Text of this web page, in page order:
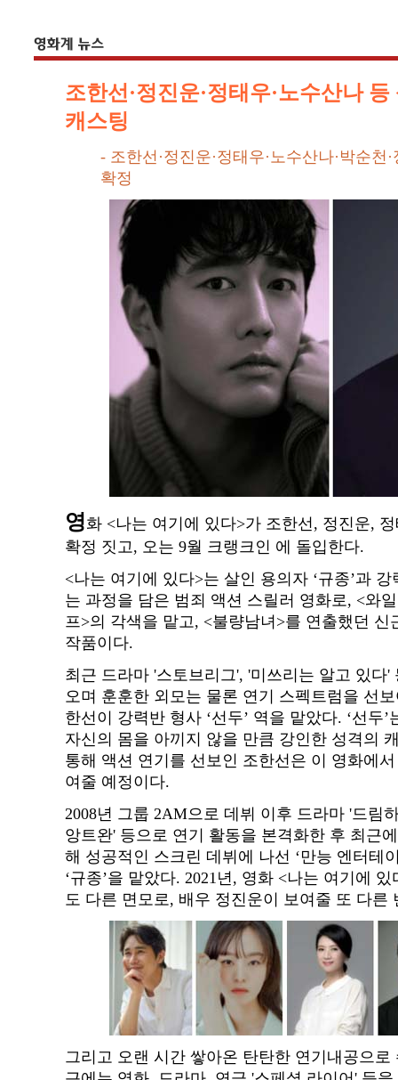
조한선·정진운·정태우·노수산나
캐스팅
- 조한선·정진운·정태우·노수산나·박순천
확정
영화 <나는 여기에 있다>가 조한선, 정진운,
확정 짓고, 오는 9월 크랭크인 에 돌입한다.
<나는 여기에 있다>는 살인 용의자 ‘규종’과
는 과정을 담은 범죄 액션 스릴러 영화로, <와
프>의 각색을 맡고, <불량남녀>를 연출했던
작품이다.
최근 드라마 '스토브리그', '미쓰리는 알고 있다
오며 훈훈한 외모는 물론 연기 스펙트럼을 선
한선이 강력반 형사 ‘선두’ 역을 맡았다. ‘선두
자신의 몸을 아끼지 않을 만큼 강인한 성격의
통해 액션 연기를 선보인 조한선은 이 영화에
여줄 예정이다.
2008년 그룹 2AM으로 데뷔 이후 드라마 '드림
앙트완' 등으로 연기 활동을 본격화한 후 최근
해 성공적인 스크린 데뷔에 나선 ‘만능 엔터테
‘규종’을 맡았다. 2021년, 영화 <나는 여기에
도 다른 면모로, 배우 정진운이 보여줄 또 다른
그리고 오랜 시간 쌓아온 탄탄한 연기내공으